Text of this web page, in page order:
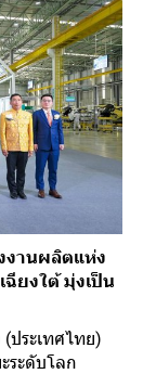
งานผลิตแห่ง
ฉียงใต้ มุ่งเป็น
ประเทศไทย)
ระดับโลก